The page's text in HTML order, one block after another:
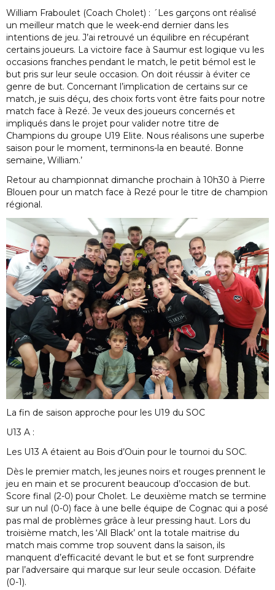
William Fraboulet (Coach Cholet) : ´Les garçons ont réalisé
un meilleur match que le week-end dernier dans les
intentions de jeu. J’ai retrouvé un équilibre en récupérant
certains joueurs. La victoire face à Saumur est logique vu les
occasions franches pendant le match, le petit bémol est le
but pris sur leur seule occasion. On doit réussir à éviter ce
genre de but. Concernant l’implication de certains sur ce
match, je suis déçu, des choix forts vont être faits pour notre
match face à Rezé. Je veux des joueurs concernés et
impliqués dans le projet pour valider notre titre de
Champions du groupe U19 Elite. Nous réalisons une superbe
saison pour le moment, terminons-la en beauté. Bonne
semaine, William.’
Retour au championnat dimanche prochain à 10h30 à Pierre
Blouen pour un match face à Rezé pour le titre de champion
régional.
La fin de saison approche pour les U19 du SOC
U13 A :
Les U13 A étaient au Bois d’Ouin pour le tournoi du SOC.
Dès le premier match, les jeunes noirs et rouges prennent le
jeu en main et se procurent beaucoup d’occasion de but.
Score final (2-0) pour Cholet. Le deuxième match se termine
sur un nul (0-0) face à une belle équipe de Cognac qui a posé
pas mal de problèmes grâce à leur pressing haut. Lors du
troisième match, les ‘All Black’ ont la totale maitrise du
match mais comme trop souvent dans la saison, ils
manquent d’efficacité devant le but et se font surprendre
par l’adversaire qui marque sur leur seule occasion. Défaite
(0-1).